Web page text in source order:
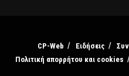
CP-Web Ειδήσεις
Πολιτική απορρήτου και cookies